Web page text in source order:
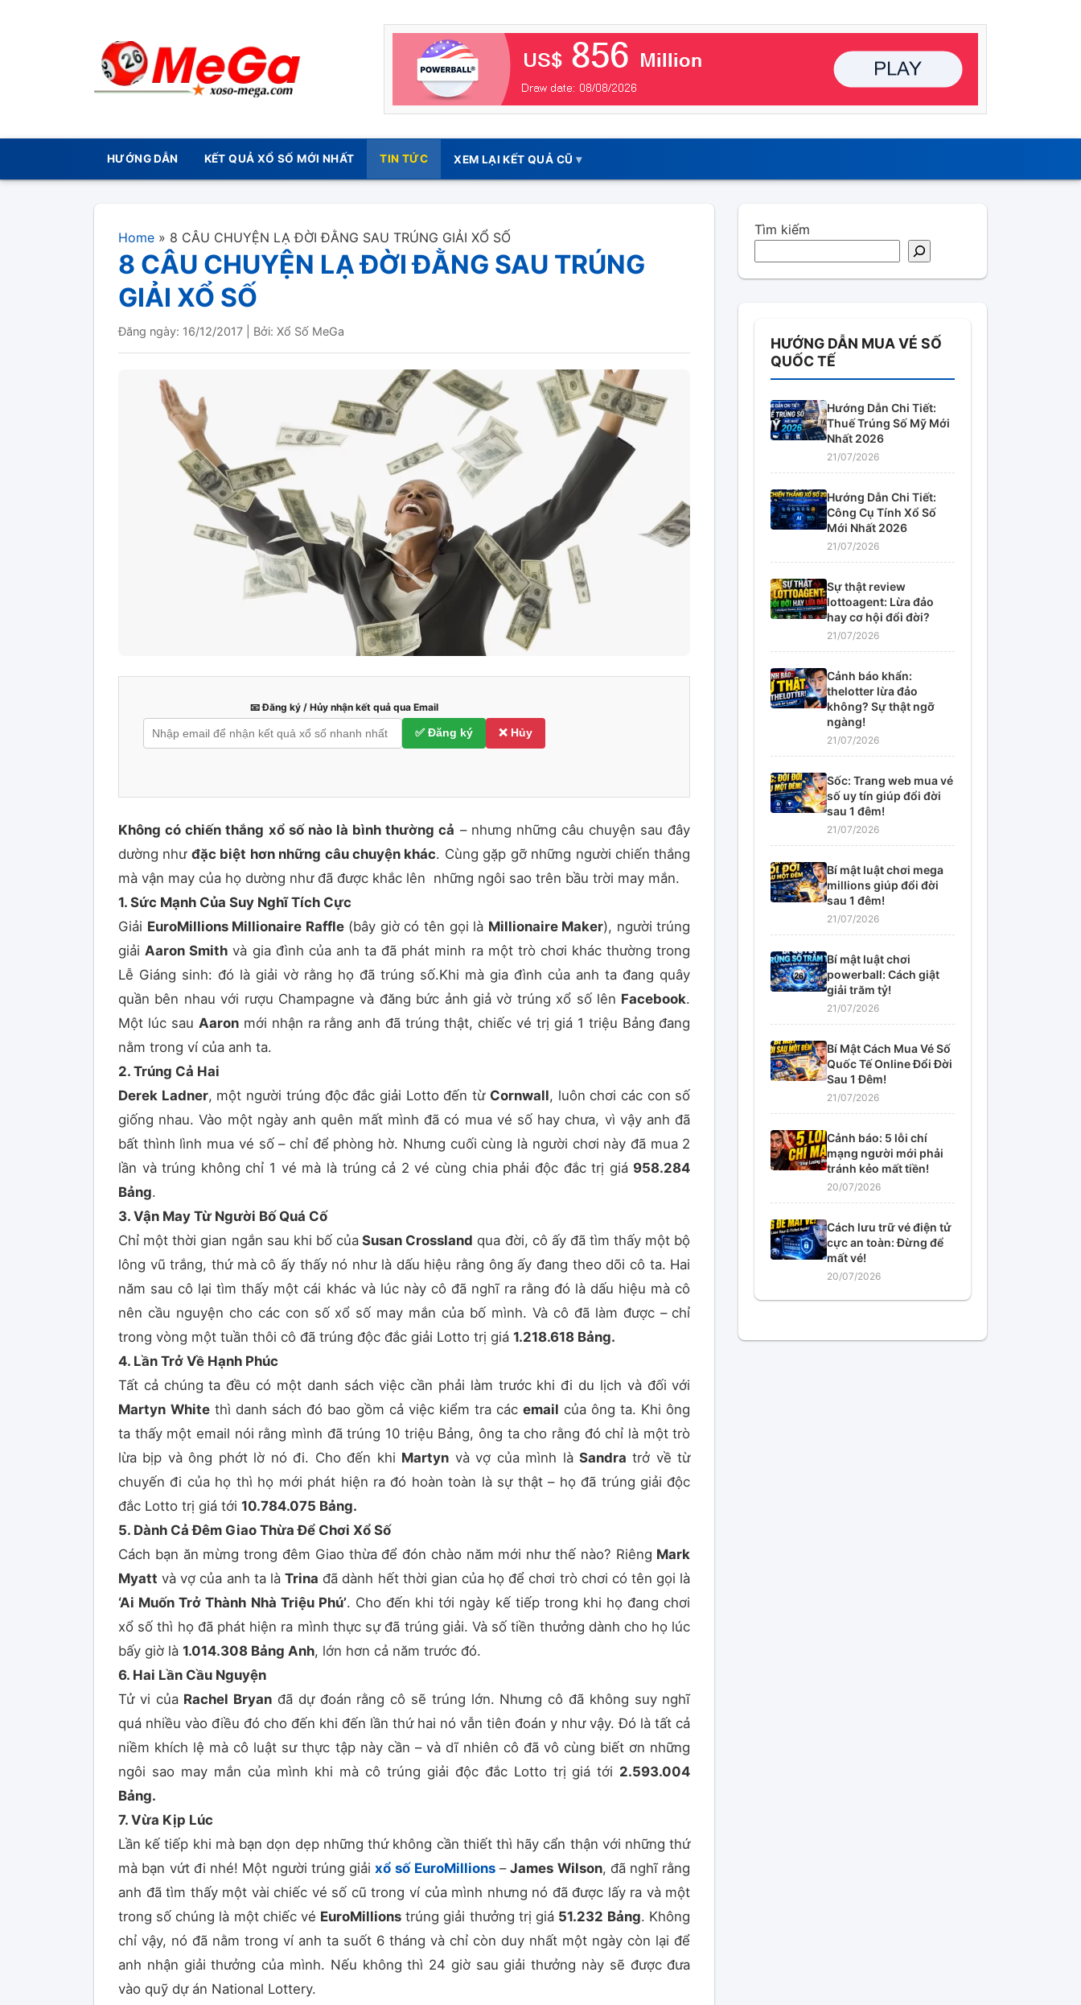
HƯỚNG DẪN KẾT QUẢ XỔ SỐ MỚI NHẤT TIN TỨC XEM LẠI KẾT QUẢ CŨ
Home » 8 CÂU CHUYỆN LẠ ĐỜI ĐẰNG SAU TRÚNG GIẢI XỔ SỐ
8 CÂU CHUYỆN LẠ ĐỜI ĐẰNG SAU TRÚNG
GIẢI XỔ SỐ
Đăng ngày: 16/12/2017 Bởi: Xổ Số MeGa
📧 Đăng ký / Hủy nhận kết quả qua Email
✅ Đăng ký ❌ Hủy
Không có chiến thắng xổ số nào là bình thường cả – nhưng những câu chuyện sau đây
dường như đặc biệt hơn những câu chuyện khác. Cùng gặp gỡ những người chiến thắng
mà vận may của họ dường như đã được khắc lên những ngôi sao trên bầu trời may mắn.
1. Sức Mạnh Của Suy Nghĩ Tích Cực
Giải EuroMillions Millionaire Raffle(bây giờ có tên gọi là Millionaire Maker), người trúng
giải Aaron Smith và gia đình của anh ta đã phát minh ra một trò chơi khác thường trong
Lễ Giáng sinh: đó là giải vờ rằng họ đã trúng số.Khi mà gia đình của anh ta đang quây
quần bên nhau với rượu Champagne và đăng bức ảnh giả vờ trúng xổ số lên Facebook.
Một lúc sau Aaronmới nhận ra rằng anh đã trúng thật, chiếc vé trị giá 1 triệu Bảng đang
nằm trong ví của anh ta.
2. Trúng Cả Hai
Derek Ladner, một người trúng độc đắc giải Lotto đến từ Cornwall, luôn chơi các con số
giống nhau. Vào một ngày anh quên mất mình đã có mua vé số hay chưa, vì vậy anh đã
bất thình lình mua vé số – chỉ để phòng hờ. Nhưng cuối cùng là người chơi này đã mua 2
lần và trúng không chỉ 1 vé mà là trúng cả 2 vé cùng chia phải độc đắc trị giá 958.284
Bảng.
3. Vận May Từ Người Bố Quá Cố
Chỉ một thời gian ngắn sau khi bố của Susan Crossland qua đời, cô ấy đã tìm thấy một bộ
lông vũ trắng, thứ mà cô ấy thấy nó như là dấu hiệu rằng ông ấy đang theo dõi cô ta. Hai
năm sau cô lại tìm thấy một cái khác và lúc này cô đã nghĩ ra rằng đó là dấu hiệu mà cô
nên cầu nguyện cho các con số xổ số may mắn của bố mình. Và cô đã làm được – chỉ
trong vòng một tuần thôi cô đã trúng độc đắc giải Lotto trị giá 1.218.618 Bảng.
4. Lần Trở Về Hạnh Phúc
Tất cả chúng ta đều có một danh sách việc cần phải làm trước khi đi du lịch và đối với
Martyn White thì danh sách đó bao gồm cả việc kiểm tra cácemail của ông ta. Khi ông
ta thấy một email nói rằng mình đã trúng 10 triệu Bảng, ông ta cho rằng đó chỉ là một trò
lừa bịp và ông phớt lờ nó đi. Cho đến khi Martyn và vợ của mình làSandra trở về từ
chuyến đi của họ thì họ mới phát hiện ra đó hoàn toàn là sự thật – họ đã trúng giải độc
đắc Lotto trị giá tới 10.784.075 Bảng.
5. Dành Cả Đêm Giao Thừa Để Chơi Xổ Số
Cách bạn ăn mừng trong đêm Giao thừa để đón chào năm mới như thế nào? Riêng Mark
Myatt và vợ của anh ta làTrina đã dành hết thời gian của họ để chơi trò chơi có tên gọi là
‘Ai Muốn Trở Thành Nhà Triệu Phú’. Cho đến khi tới ngày kế tiếp trong khi họ đang chơi
xổ số thì họ đã phát hiện ra mình thực sự đã trúng giải. Và số tiền thưởng dành cho họ lúc
bấy giờ là 1.014.308 Bảng Anh, lớn hơn cả năm trước đó.
6. Hai Lần Cầu Nguyện
Tử vi của Rachel Bryan đã dự đoán rằng cô sẽ trúng lớn. Nhưng cô đã không suy nghĩ
quá nhiều vào điều đó cho đến khi đến lần thứ hai nó vẫn tiên đoán y như vậy. Đó là tất cả
niềm khích lệ mà cô luật sư thực tập này cần – và dĩ nhiên cô đã vô cùng biết ơn những
ngôi sao may mắn của mình khi mà cô trúng giải độc đắc Lotto trị giá tới 2.593.004
Bảng.
7. Vừa Kịp Lúc
Lần kế tiếp khi mà bạn dọn dẹp những thứ không cần thiết thì hãy cẩn thận với những thứ
mà bạn vứt đi nhé! Một người trúng giảixổ số EuroMillions–James Wilson, đã nghĩ rằng
anh đã tìm thấy một vài chiếc vé số cũ trong ví của mình nhưng nó đã được lấy ra và một
trong số chúng là một chiếc vé EuroMillions trúng giải thưởng trị giá 51.232 Bảng. Không
chỉ vậy, nó đã nằm trong ví anh ta suốt 6 tháng và chỉ còn duy nhất một ngày còn lại để
anh nhận giải thưởng của mình. Nếu không thì 24 giờ sau giải thưởng này sẽ được đưa
vào quỹ dự án National Lottery.
Tìm kiếm
HƯỚNG DẪN MUA VÉ SỐ
QUỐC TẾ
Hướng Dẫn Chi Tiết:
Thuế Trúng Số Mỹ Mới
Nhất 2026
21/07/2026
Hướng Dẫn Chi Tiết:
Công Cụ Tính Xổ Số
Mới Nhất 2026
21/07/2026
Sự thật review
lottoagent: Lừa đảo
hay cơ hội đổi đời?
21/07/2026
Cảnh báo khẩn:
thelotter lừa đảo
không? Sự thật ngỡ
ngàng!
21/07/2026
Sốc: Trang web mua vé
số uy tín giúp đổi đời
sau 1 đêm!
21/07/2026
Bí mật luật chơi mega
millions giúp đổi đời
sau 1 đêm!
21/07/2026
Bí mật luật chơi
powerball: Cách giật
giải trăm tỷ!
21/07/2026
Bí Mật Cách Mua Vé Số
Quốc Tế Online Đổi Đời
Sau 1 Đêm!
21/07/2026
Cảnh báo: 5 lỗi chí
mạng người mới phải
tránh kẻo mất tiền!
20/07/2026
Cách lưu trữ vé điện tử
cực an toàn: Đừng để
mất vé!
20/07/2026